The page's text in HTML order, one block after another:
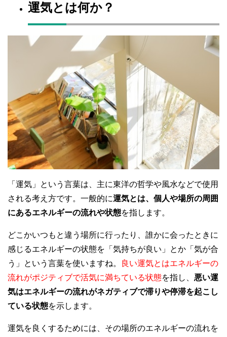
運気とは何か？
「運気」という言葉は、主に東洋の哲学や風水などで使用
される考え方です。一般的に運気とは、個人や場所の周囲
にあるエネルギーの流れや状態を指します。
どこかいつもと違う場所に行ったり、誰かに会ったときに
感じるエネルギーの状態を「気持ちが良い」とか「気が合
う」という言葉を使いますね。
良い運気とはエネルギーの
流れがポジティブで活気に満ちている状態を指し、 悪い運
気はエネルギーの流れがネガティブで滞りや停滞を起こし
ている状態を示します。
運気を良くするためには、その場所のエネルギーの流れを